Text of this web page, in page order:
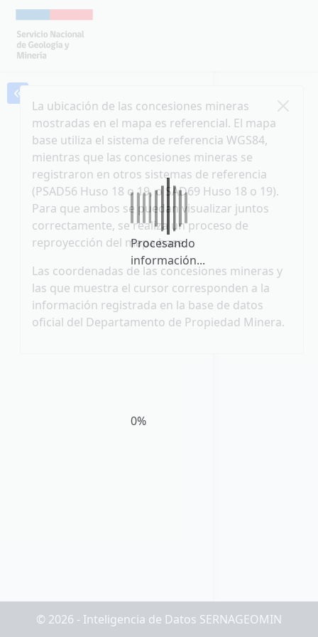
Procesando
información...
0%
Base Maps
Capas de Roles
Filtros
Acciones en Mapa
Agregar
La ubicación de las concesiones mineras
mostradas en el mapa es referencial. El mapa
base utiliza el sistema de referencia WGS84,
mientras que las concesiones mineras se
registraron en otros sistemas de referencia
(PSAD56 Huso 18 o 19, o SAD69 Huso 18 o 19).
Para que ambos se puedan visualizar juntos
correctamente, se realiza un proceso de
reproyección del mapa base.
Las coordenadas de las concesiones mineras y
las que muestra el cursor corresponden a la
información registrada en la base de datos
oficial del Departamento de Propiedad Minera.
© 2026 - Inteligencia de Datos SERNAGEOMIN